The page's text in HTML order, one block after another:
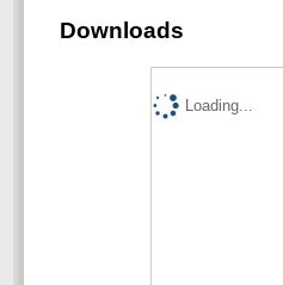
Downloads
Loading...